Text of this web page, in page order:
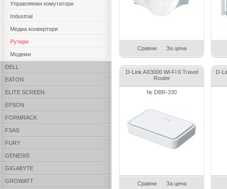
Управляеми комутатори
Industrial
Медиа конвертори
Рутери
Модеми
DELL
EATON
ELITE SCREEN
EPSON
FORMRACK
FSAS
FURY
GENESIS
GIGABYTE
GROWATT
Сравни За цена
D-Link AX3000 Wi-Fi 6 Travel
Router
№ DBR-330
Сравни За цена
D-